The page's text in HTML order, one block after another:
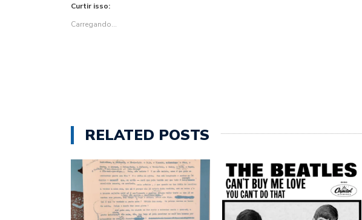
em
janela)
em
janela)
Curtir isso:
Carregando...
RELATED POSTS